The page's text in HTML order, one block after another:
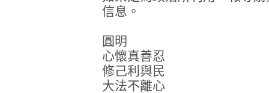
信息。
圓明
心懷真善忍
修己利與民
大法不離心